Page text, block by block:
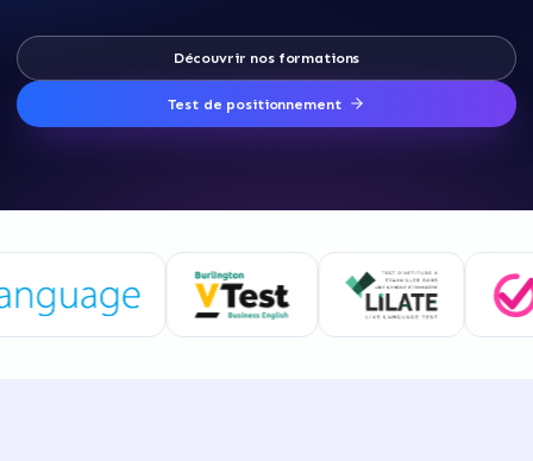
Découvrir nos formations
Test de positionnement